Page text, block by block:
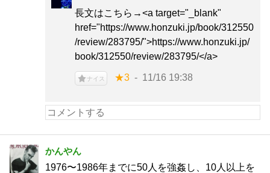
長文はこちら→<a target="_blank"
href="https://www.honzuki.jp/book/312550
/review/283795/">https://www.honzuki.jp/
book/312550/review/283795/</a>
ナイス ★3 11/16 19:38
かんやん
1976〜1986年までに50人を強姦し、10人以上を